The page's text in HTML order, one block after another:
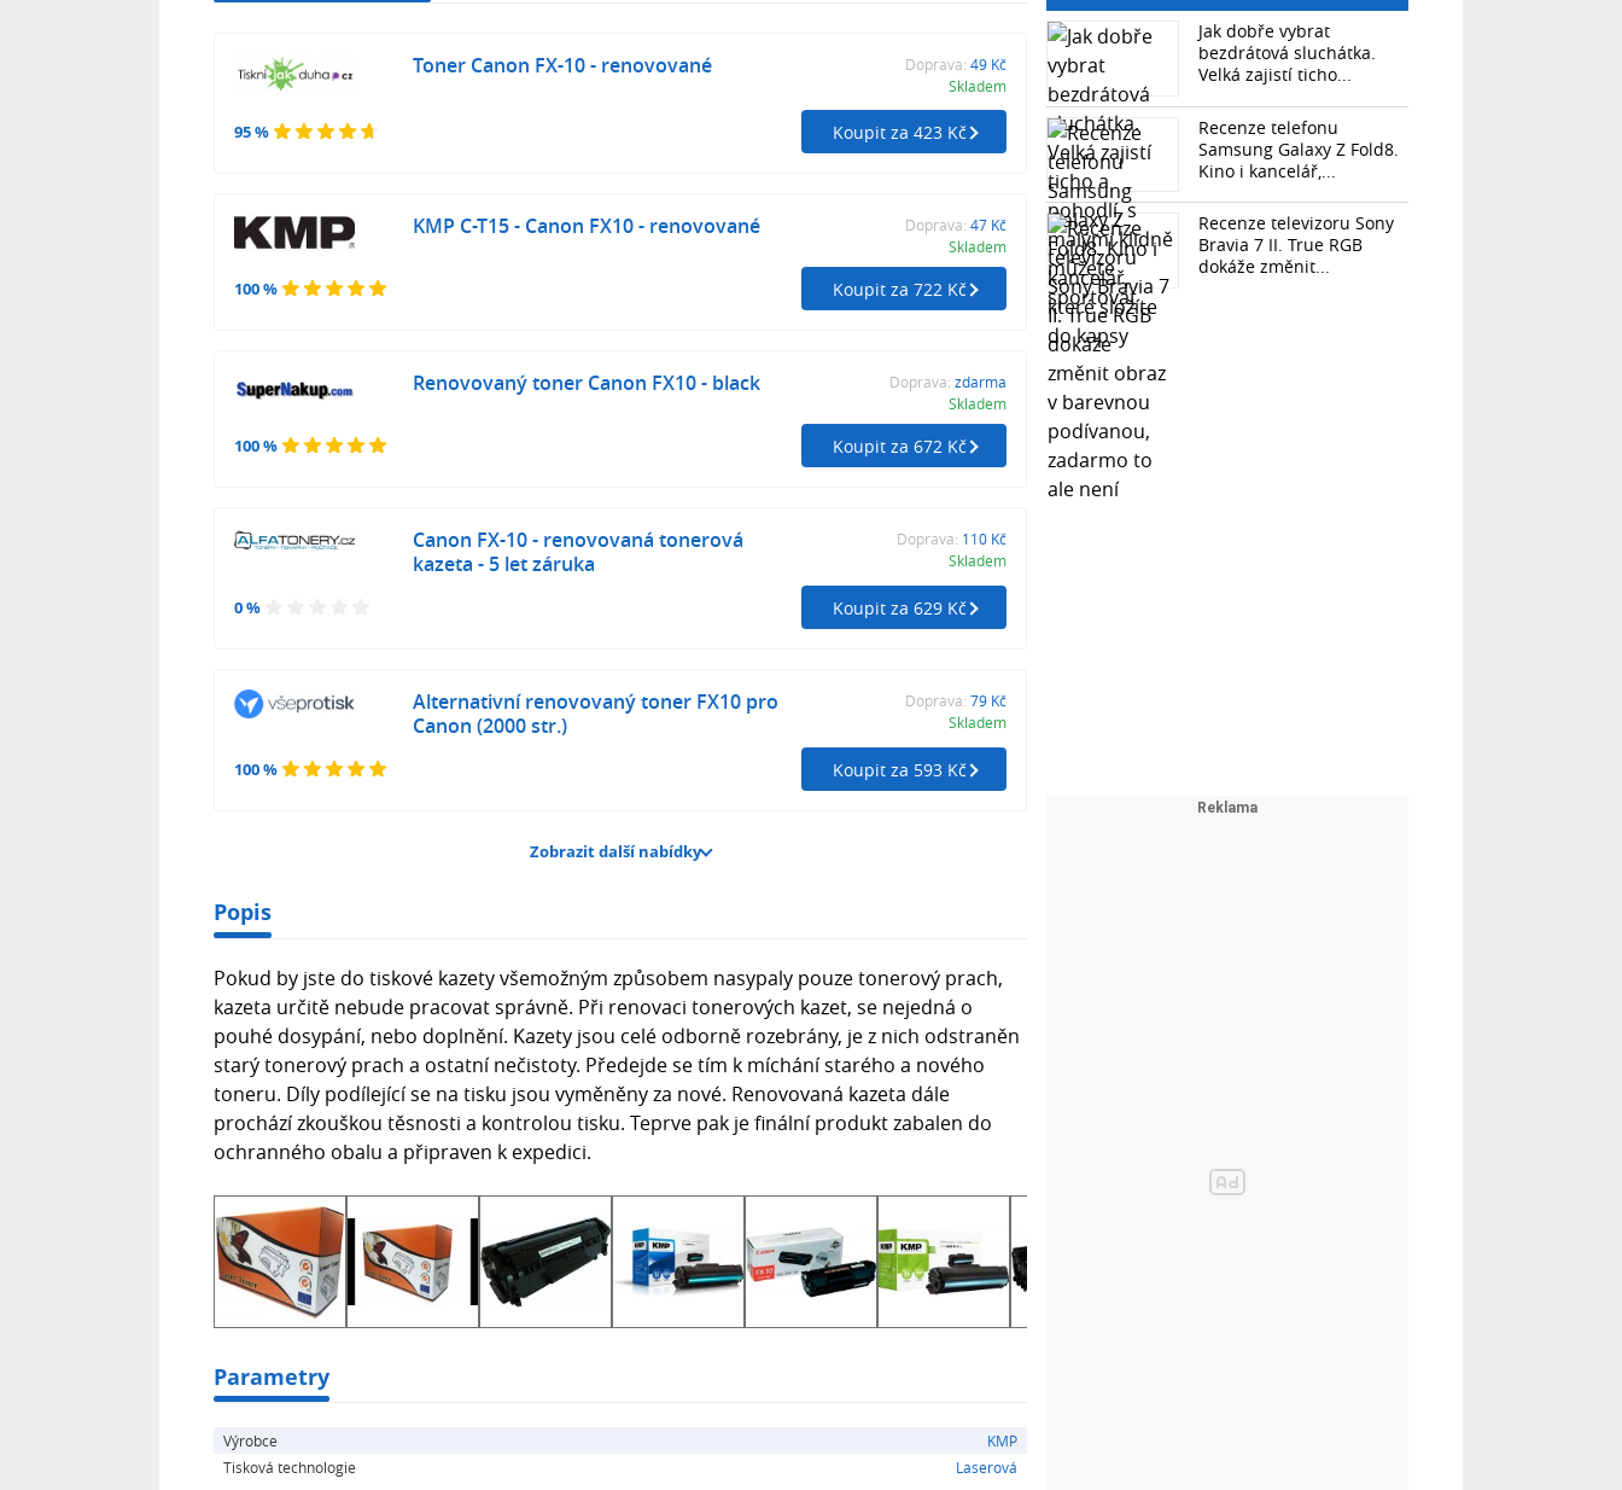
95 %
Toner Canon FX-10 - renovované Doprava: 49 Kč
Skladem
Koupit za 423 Kč
100 %
KMP C-T15 - Canon FX10 - renovované Doprava: 47 Kč
Skladem
Koupit za 722 Kč
100 %
Renovovaný toner Canon FX10 - black Doprava: zdarma
Skladem
Koupit za 672 Kč
0 %
Canon FX-10 - renovovaná tonerová
kazeta - 5 let záruka
Doprava: 110 Kč
Skladem
Koupit za 629 Kč
100 %
Alternativní renovovaný toner FX10 pro
Canon (2000 str.)
Doprava: 79 Kč
Skladem
Koupit za 593 Kč
Zobrazit další nabídky
Popis
Pokud by jste do tiskové kazety všemožným způsobem nasypaly pouze tonerový prach,
kazeta určitě nebude pracovat správně. Při renovaci tonerových kazet, se nejedná o
pouhé dosypání, nebo doplnění. Kazety jsou celé odborně rozebrány, je z nich odstraněn
starý tonerový prach a ostatní nečistoty. Předejde se tím k míchání starého a nového
toneru. Díly podílející se na tisku jsou vyměněny za nové. Renovovaná kazeta dále
prochází zkouškou těsnosti a kontrolou tisku. Teprve pak je finální produkt zabalen do
ochranného obalu a připraven k expedici.
Parametry
Výrobce
KMP
Tisková technologie
Laserová
Jak dobře vybrat
bezdrátová sluchátka.
Velká zajistí ticho...
Recenze telefonu
Samsung Galaxy Z Fold8.
Kino i kancelář,...
Recenze televizoru Sony
Bravia 7 II. True RGB
dokáže změnit...